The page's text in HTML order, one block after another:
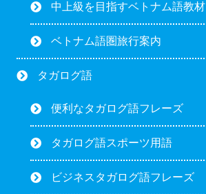
中上級を目指すベトナム語教材
ベトナム語圏旅行案内
タガログ語
便利なタガログ語フレーズ
タガログ語スポーツ用語
ビジネスタガログ語フレーズ